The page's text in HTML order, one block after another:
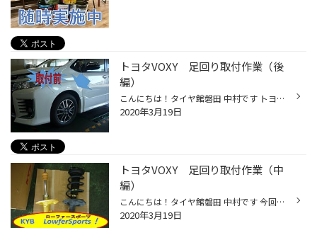
トヨタVOXY 足回り取付作業（後
編）
こんにちは！タイヤ館磐田 中村です トヨタVOXY足回り取付最終回！？です！ では早速仕上がり具合を見ていきましょう！ そしてそして取付完了後が・・・ こちらです！ 写真のアングルが少しずれましたが ほどよい車高。ちょうどいい感じです。 アライメントもしっかり調整いたしました。 これからも...
2020年3月19日
トヨタVOXY 足回り取付作業（中
編）
こんにちは！タイヤ館磐田 中村です 今回はVOXY足回り取付作業の中編です！！ 交換作業後のフロント そしてリアです 車高ビフォー＆アフターは次回後編で！ （引っ張り気味ですみません！編集頑張っています！しばらくお待ちください！）
2020年3月19日